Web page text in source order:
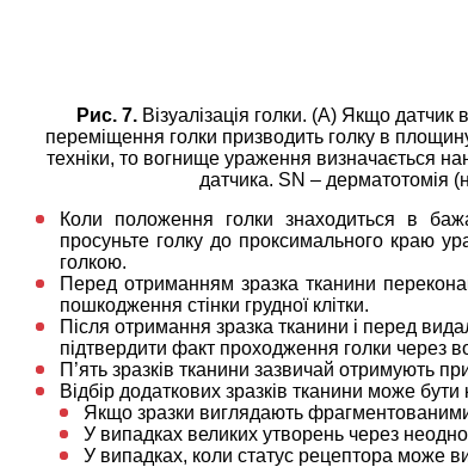
Рис. 7. Візуалізація голки. (A) Якщо датчик
переміщення голки призводить голку в
техніки, то вогнище ураження визначається
датчика. SN – дерматотомія
Коли положення голки знаходиться в
просуньте голку до проксимального краю
голкою.
Перед отриманням зразка тканини
пошкодження стінки грудної клітки.
Після отримання зразка тканини і перед
підтвердити факт проходження голки через
П’ять зразків тканини зазвичай отримують
Відбір додаткових зразків тканини може бути
Якщо зразки виглядають
У випадках великих утворень через
У випадках, коли статус рецептора може